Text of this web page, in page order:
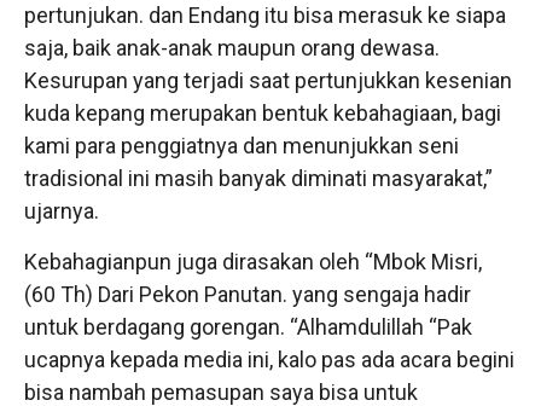
pertunjukan. dan Endang itu bisa merasuk ke siapa
saja, baik anak-anak maupun orang dewasa.
Kesurupan yang terjadi saat pertunjukkan kesenian
kuda kepang merupakan bentuk kebahagiaan, bagi
kami para penggiatnya dan menunjukkan seni
tradisional ini masih banyak diminati masyarakat,”
ujarnya.
Kebahagianpun juga dirasakan oleh “Mbok Misri,
(60 Th) Dari Pekon Panutan. yang sengaja hadir
untuk berdagang gorengan. “Alhamdulillah “Pak
ucapnya kepada media ini, kalo pas ada acara begini
bisa nambah pemasupan saya bisa untuk